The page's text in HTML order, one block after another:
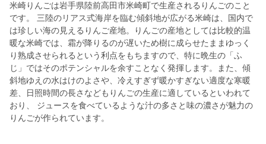
米崎りんごは岩手県陸前高田市米崎町で生産されるりんごのこと
です。 三陸のリアス式海岸を臨む傾斜地が広がる米崎は、国内で
は珍しい海の見えるりんご産地。りんごの産地としては比較的温
暖な米崎では、霜が降りるのが遅いため樹に成らせたままゆっく
り熟成させられるという利点をもちますので、特に晩生の「ふ
じ」ではそのポテンシャルを余すことなく発揮します。また、傾
斜地ゆえの水はけのよさや、冷えすぎず暖かすぎない適度な寒暖
差、日照時間の長さなどもりんごの生産に適しているといわれて
おり、 ジュースを食べているような汁の多さと味の濃さが魅力の
りんごが作られています。